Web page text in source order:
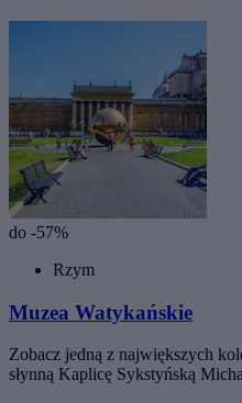
do -57%
Rzym
Muzea Watykańskie
Zobacz jedną z największych
słynną Kaplicę Sykstyńską